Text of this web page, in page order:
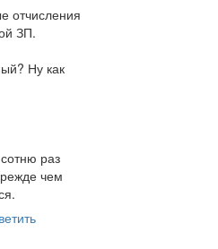
отчисления
ЗП.
Ну как
раз
чем